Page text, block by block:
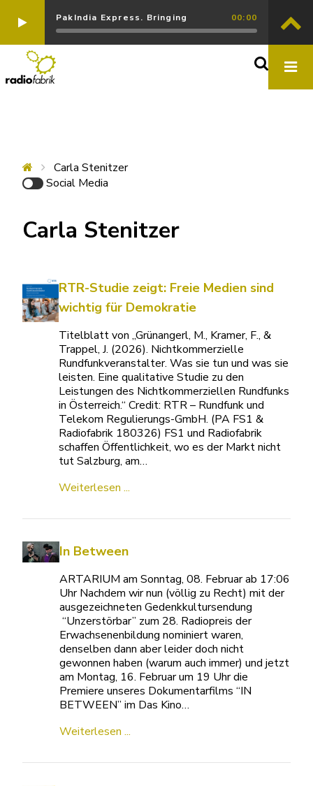
PakIndia Express. Bringing 00:00
Carla Stenitzer
Social Media
Carla Stenitzer
RTR-Studie zeigt: Freie Medien sind
wichtig für Demokratie
Titelblatt von „Grünangerl, M., Kramer, F., &
Trappel, J. (2026). Nichtkommerzielle
Rundfunkveranstalter. Was sie tun und was sie
leisten. Eine qualitative Studie zu den
Leistungen des Nichtkommerziellen Rundfunks
in Österreich.“ Credit: RTR – Rundfunk und
Telekom Regulierungs-GmbH. (PA FS1 &
Radiofabrik 180326) FS1 und Radiofabrik
schaffen Öffentlichkeit, wo es der Markt nicht
tut Salzburg, am…
Weiterlesen ...
In Between
ARTARIUM am Sonntag, 08. Februar ab 17:06
Uhr Nachdem wir nun (völlig zu Recht) mit der
ausgezeichneten Gedenkkultursendung
“Unzerstörbar” zum 28. Radiopreis der
Erwachsenenbildung nominiert waren,
denselben dann aber leider doch nicht
gewonnen haben (warum auch immer) und jetzt
am Montag, 16. Februar um 19 Uhr die
Premiere unseres Dokumentarfilms “IN
BETWEEN” im Das Kino…
Weiterlesen ...